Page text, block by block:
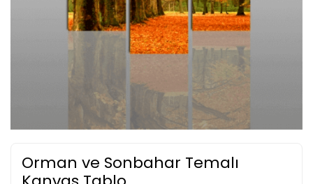
Orman ve Sonbahar Temalı